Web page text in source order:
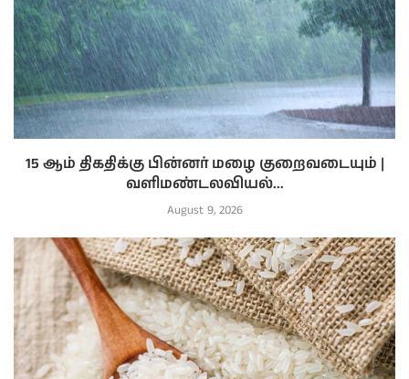
15 ஆம் திகதிக்கு பின்னர் மழை குறைவடையும் |
வளிமண்டலவியல்...
August 9, 2026